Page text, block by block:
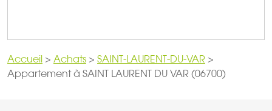
Accueil > Achats > SAINT-LAURENT-DU-VAR >
Appartement à SAINT LAURENT DU VAR (06700)